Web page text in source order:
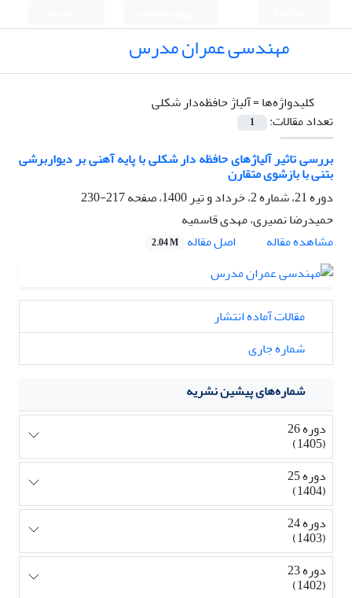
مهندسی عمران مدرس
کلیدواژه‌ها =آلیاژ حافظه‌دار شکلی
تعداد مقالات:
1
بررسی تاثیر آلیاژهای حافظه دار شکلی با پایه آهنی بر دیواربرشی
بتنی با بازشوی متقارن
دوره 21، شماره 2، خرداد و تیر 1400، صفحه
217-230
حمیدرضا نصیری، مهدی قاسمیه
مشاهده مقاله
اصل مقاله 2.04 M
مقالات آماده انتشار
شماره جاری
شماره‌های پیشین نشریه
دوره 26
(1405)
دوره 25
(1404)
دوره 24
(1403)
دوره 23
(1402)